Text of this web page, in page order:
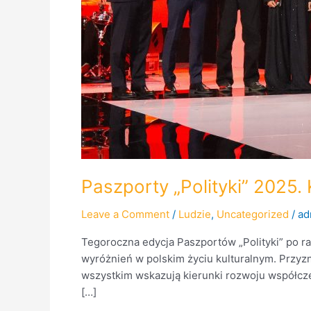
Paszporty „Polityki”
Leave a Comment / Ludzie, Uncategorized /
Tegoroczna edycja Paszportów „Polityki” po
wyróżnień w polskim życiu kulturalnym.
wszystkim wskazują kierunki rozwoju
[…]